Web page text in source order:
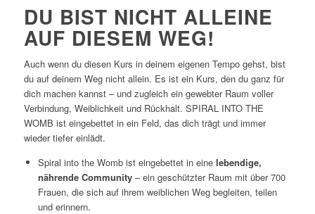
DU BIST NICHT ALLEINE
AUF DIESEM WEG!
Auch wenn du diesen Kurs in deinem eigenen Tempo gehst, bist
du auf deinem Weg nicht allein. Es ist ein Kurs, den du ganz für
dich machen kannst – und zugleich ein gewebter Raum voller
Verbindung, Weiblichkeit und Rückhalt. SPIRAL INTO THE
WOMB ist eingebettet in ein Feld, das dich trägt und immer
wieder tiefer einlädt.
Spiral into the Womb ist eingebettet in eine lebendige,
nährende Community– ein geschützter Raum mit über 700
Frauen, die sich auf ihrem weiblichen Weg begleiten, teilen
und erinnern.